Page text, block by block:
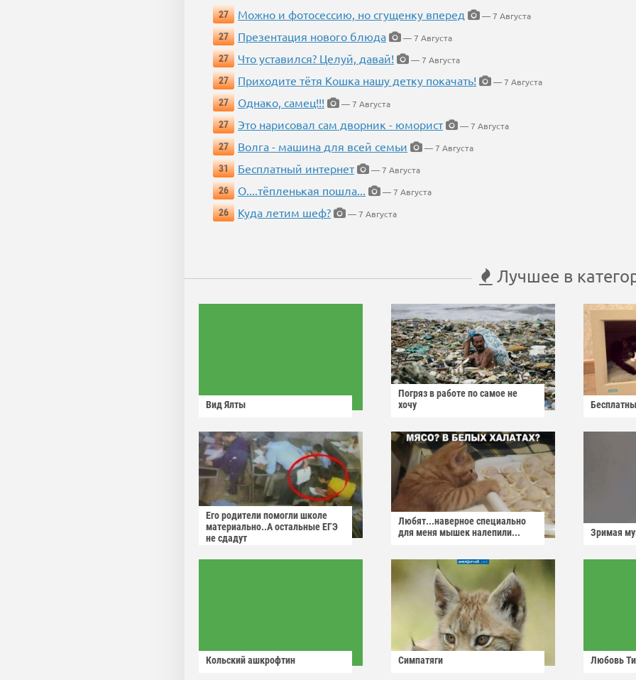
27 Можно и фотосессию, но сгущенку вперед
— 7 Августа
27
Презентация нового блюда
— 7 Августа
27
Что уставился? Целуй, давай!
— 7 Августа
27
Приходите тётя Кошка нашу детку покачать!
— 7 Августа
27
Однако, самец!!!
— 7 Августа
27
Это нарисовал сам дворник - юморист
— 7 Августа
27
Волга - машина для всей семьи
— 7 Августа
31
Бесплатный интернет
— 7 Августа
26
О....тёпленькая пошла...
— 7 Августа
26
Куда летим шеф? — 7 Августа
Лучшее в
Вид Ялты
Погряз в работе по самое не
хочу
Его родители помогли школе
материально..А остальные ЕГЭ
не сдадут
Любят...наверное специально
для меня мышек налепили...
Зримая
Кольский ашкрофтин Симпатяги Любовь